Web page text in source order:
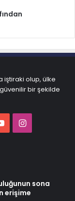
iştiraki olup, ülke
bir şekilde
YouTubeInstagram
sona
erişime